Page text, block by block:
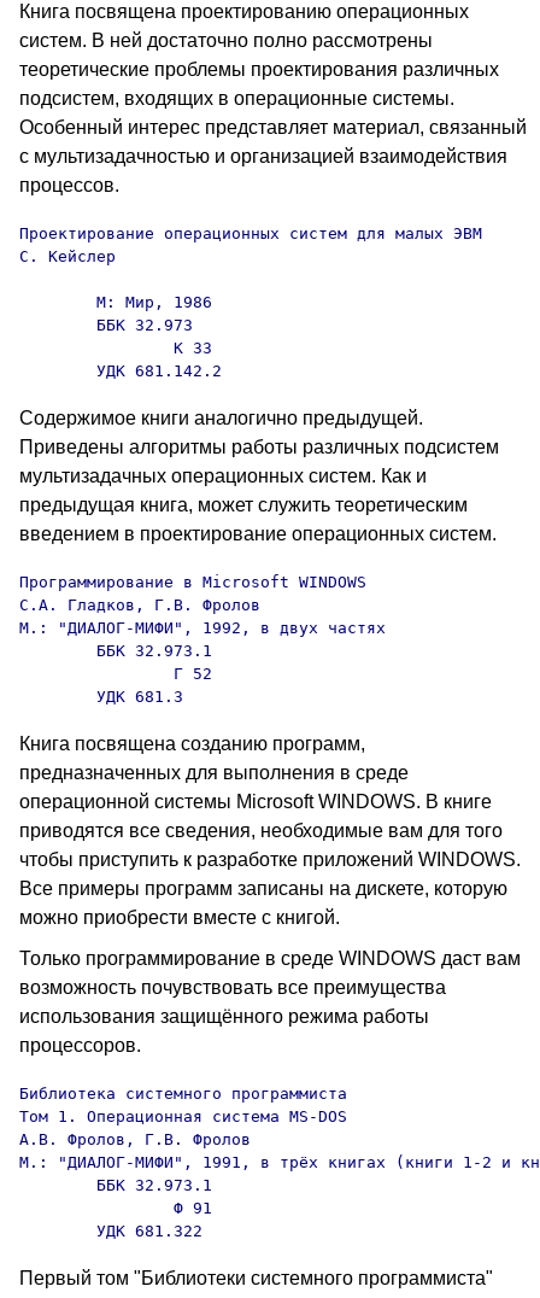
Книга посвящена проектированию операционных
систем. В ней достаточно полно рассмотрены
теоретические проблемы проектирования различных
подсистем, входящих в операционные системы.
Особенный интерес представляет материал, связанный
с мультизадачностью и организацией взаимодействия
процессов.
Проектирование операционных систем для малых ЭВМ
С. Кейслер
        М: Мир, 1986
        ББК 32.973
                К 33
        УДК 681.142.2
Содержимое книги аналогично предыдущей.
Приведены алгоритмы работы различных подсистем
мультизадачных операционных систем. Как и
предыдущая книга, может служить теоретическим
введением в проектирование операционных систем.
Программирование в Microsoft WINDOWS
С.А. Гладков, Г.В. Фролов
М.: "ДИАЛОГ-МИФИ", 1992, в двух частях
        ББК 32.973.1
                Г 52
        УДК 681.3
Книга посвящена созданию программ,
предназначенных для выполнения в среде
операционной системы Microsoft WINDOWS. В книге
приводятся все сведения, необходимые вам для того
чтобы приступить к разработке приложений WINDOWS.
Все примеры программ записаны на дискете, которую
можно приобрести вместе с книгой.
Только программирование в среде WINDOWS даст вам
возможность почувствовать все преимущества
использования защищённого режима работы
процессоров.
Библиотека системного программиста
Том 1. Операционная система MS-DOS
А.В. Фролов, Г.В. Фролов
М.: "ДИАЛОГ-МИФИ", 1991, в трёх книгах (книги 1-2 и
        ББК 32.973.1
                Ф 91
        УДК 681.322
Первый том "Библиотеки системного программиста"